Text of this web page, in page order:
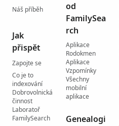
Náš příběh
Jak
přispět
Zapojte se
Co je to
indexování
Dobrovolnická
činnost
Laboratoř
FamilySearch
od
FamilySea
rch
Aplikace
Rodokmen
Aplikace
Vzpomínky
Všechny
mobilní
aplikace
Genealogi